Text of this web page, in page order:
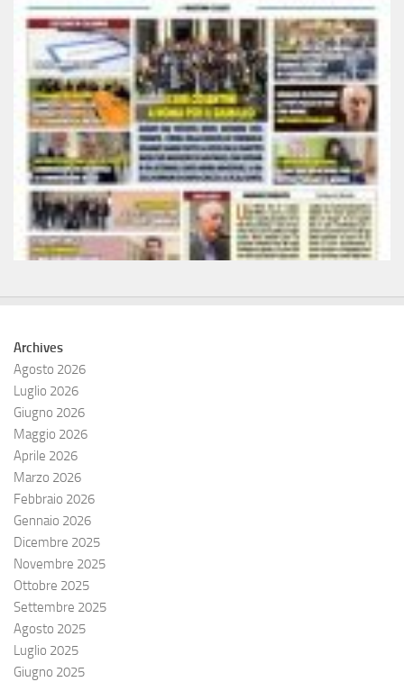
Archives
Agosto 2026
Luglio 2026
Giugno 2026
Maggio 2026
Aprile 2026
Marzo 2026
Febbraio 2026
Gennaio 2026
Dicembre 2025
Novembre 2025
Ottobre 2025
Settembre 2025
Agosto 2025
Luglio 2025
Giugno 2025